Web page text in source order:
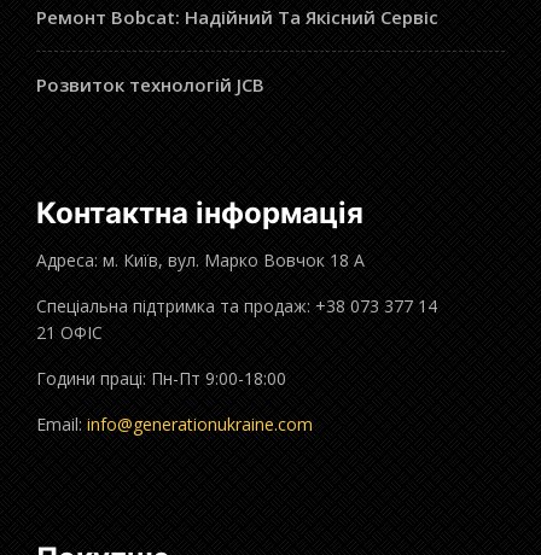
Ремонт Bobcat: Надійний Та Якісний Сервіс
Розвиток технологій JCB
Контактна інформація
Адреса: м. Київ, вул. Марко Вовчок 18 А
Спеціальна підтримка та продаж: +38 073 377 14
21 ОФІС
Години праці: Пн-Пт 9:00-18:00
Email: info@generationukraine.com